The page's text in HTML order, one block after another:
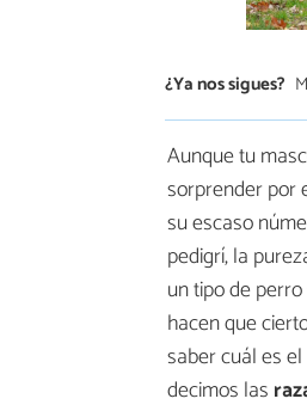
¿Ya nos sigues?
Aunque tu
sorprender por
su escaso
pedigrí, la
un tipo de
hacen que
saber cuál es
decimos las